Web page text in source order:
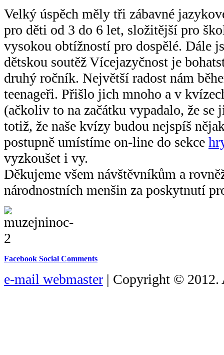
Velký úspěch měly tři zábavné
pro děti od 3 do 6 let, složitější pro
vysokou obtížností pro dospělé. Dále
dětskou soutěž Vícejazyčnost je
druhý ročník. Největší radost nám
teenageři. Přišlo jich mnoho a v
(ačkoliv to na začátku vypadalo, že
totiž, že naše kvízy budou nejspíš
postupně umístíme on-line do sekce
vyzkoušet i vy.
Děkujeme všem návštěvníkům a
národnostních menšin za poskytnutí
Facebook Social Comments
e-mail webmaster | Copyright © 2012.